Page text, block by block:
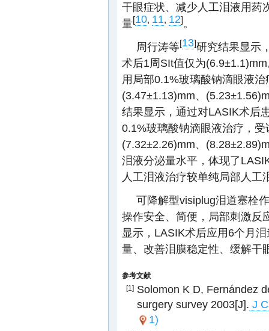
干眼症状、减少人工泪液用药
量[10, 11, 12]。
周行涛等[13]研究结果显示
术后1周SIt值仅为
用局部0.1%玻璃酸钠滴眼液
(3.47±1.13)mm、
结果显示，通过对LASIK术后
0.1%玻璃酸钠滴眼液治疗，
(7.32±2.26)mm、
泪液分泌量水平，体现了
人工泪液治疗较单纯局部人工
可降解型visiplug泪道塞栓
操作安全、简便，局部刺激反
显示，LASIK术后应用6个月
量、改善泪膜稳定性、缓解干
参考文献
[1] Solomon K D, Fernández
surgery survey 2003[J]. J
1)